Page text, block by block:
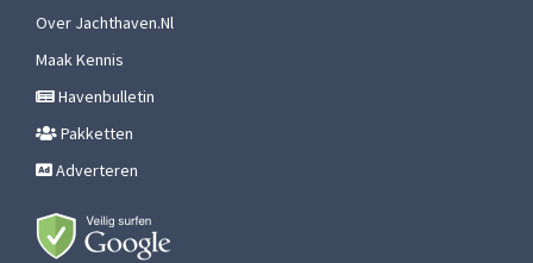
Over Jachthaven.nl
Maak Kennis
Havenbulletin
Pakketten
Adverteren